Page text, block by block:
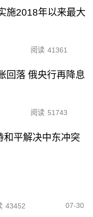
施2018年以来最大
阅读 41361
回落 俄央行再降息
阅读 51743
和平解决中东冲突
43452 07-30